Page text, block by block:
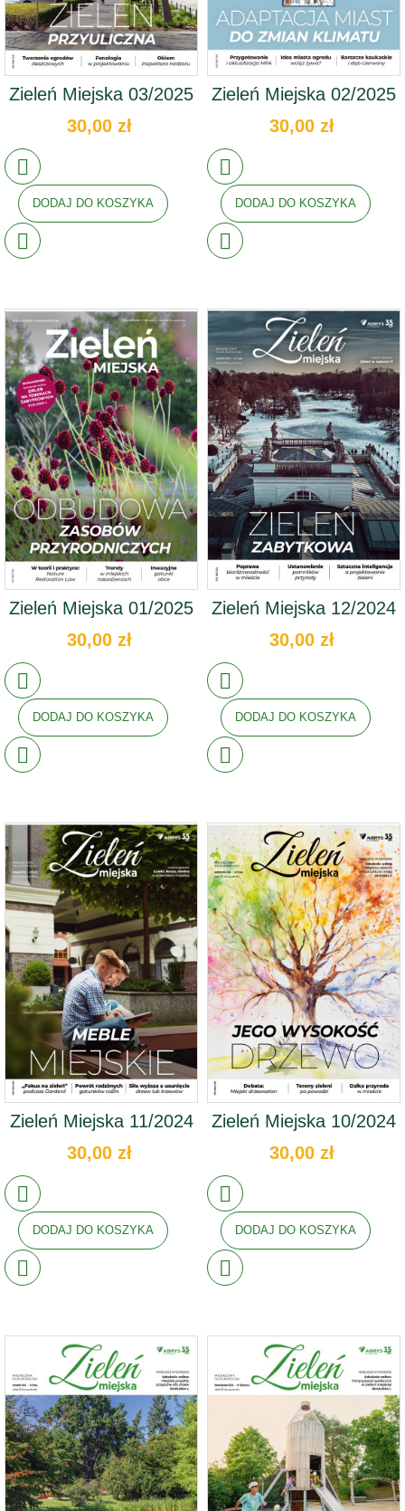
Zieleń Miejska 03/2025
30,00 zł
DODAJ DO KOSZYKA
Zieleń Miejska 02/2025
30,00 zł
DODAJ DO KOSZYKA
Zieleń Miejska 01/2025
30,00 zł
DODAJ DO KOSZYKA
Zieleń Miejska 12/2024
30,00 zł
DODAJ DO KOSZYKA
Zieleń Miejska 11/2024
30,00 zł
DODAJ DO KOSZYKA
Zieleń Miejska 10/2024
30,00 zł
DODAJ DO KOSZYKA